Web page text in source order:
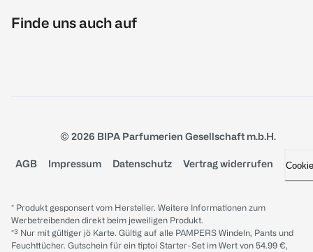
Finde uns auch auf
© 2026 BIPA Parfumerien Gesellschaft m.b.H.
AGB Impressum Datenschutz Vertrag widerrufen
* Produkt gesponsert vom Hersteller. Weitere Informationen zum
Werbetreibenden direkt beim jeweiligen Produkt.
*³ Nur mit gültiger jö Karte. Gültig auf alle PAMPERS Windeln, Pants und
Feuchttücher. Gutschein für ein tiptoi Starter-Set im Wert von 54.99 €,